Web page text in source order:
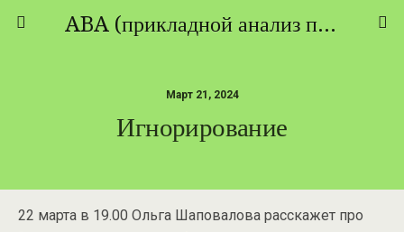
ABA (прикладной анализ поведения) - ТЕОРИЯ И ПРАКТИКА
Март 21, 2024
Игнорирование
22 марта в 19.00 Ольга Шаповалова расскажет про